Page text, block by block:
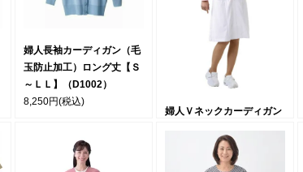
婦人長袖カーディガン（毛
玉防止加工）ロング丈【Ｓ
～ＬＬ】（D1002）
8,250円(税込)
婦人Ｖネックカーディガン
S/Ｍ/Ｌ/LL/3L
(税込)